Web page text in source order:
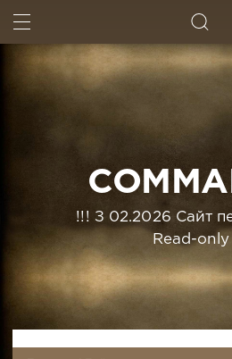
!!! З 02.2026 Сайт
Read-only